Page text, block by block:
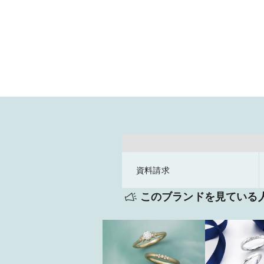
資料請求
このブランドを見ている